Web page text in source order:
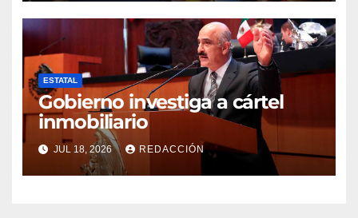
ESTATAL
Gobierno investiga a cártel
inmobiliario
JUL 18, 2026 REDACCIÓN